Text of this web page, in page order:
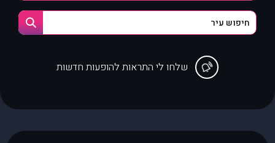
שלחו לי התראות להופעות חדשות